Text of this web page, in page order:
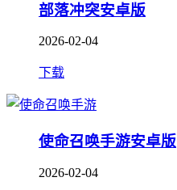
部落冲突安卓版
2026-02-04
下载
使命召唤手游安卓版
2026-02-04